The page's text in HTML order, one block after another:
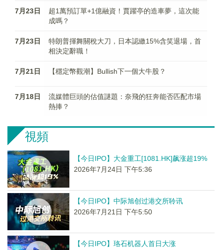
7月23日
超1萬預訂單+1億融資！賈躍亭的造車夢，這次能
成嗎？
7月23日
特朗普揮舞關稅大刀，日本認繳15%含笑退場，首
相決定辭職！
7月21日 【穩定幣觀潮】Bullish下一個大牛股？
7月18日
流媒體巨頭的估值謎題：奈飛的狂奔能否匹配市場
熱捧？
視頻
【今日IPO】大金重工[1081.HK]飙涨超19%
2026年7月24日 下午5:36
【今日IPO】中际旭创过港交所聆讯
2026年7月21日 下午5:50
【今日IPO】珞石机器人首日大涨